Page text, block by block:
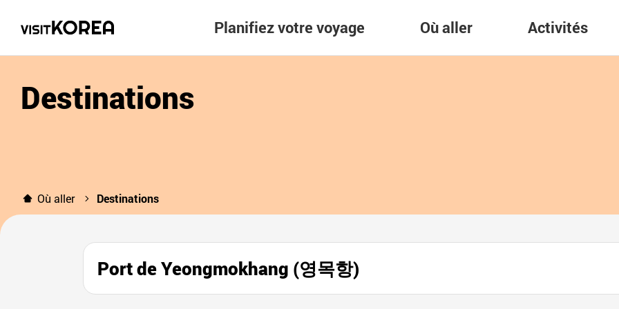
Planifiez votre voyage Où aller Activités
Destinations
Où aller Destinations
Port de Yeongmokhang (영목항)